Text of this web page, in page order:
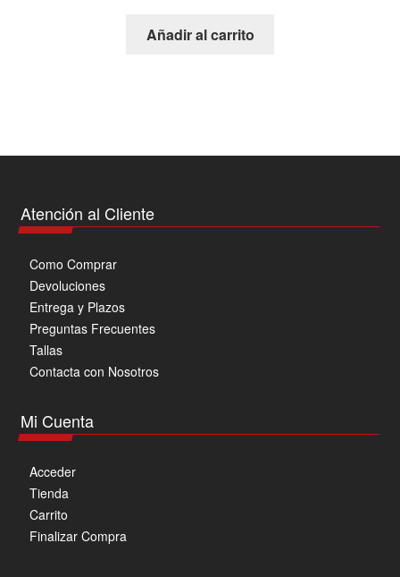
Añadir al carrito
Atención al Cliente
Como Comprar
Devoluciones
Entrega y Plazos
Preguntas Frecuentes
Tallas
Contacta con Nosotros
Mi Cuenta
Acceder
Tienda
Carrito
Finalizar Compra